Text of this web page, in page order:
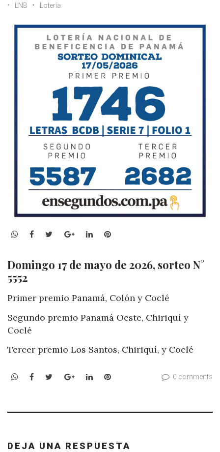
LNB
Lotería
WhatsApp
Facebook
TwitterGoogle+LinkedInPinterest
Domingo 17 de mayo de 2026, sorteo N°
5552
Primer premio Panamá, Colón y Coclé
Segundo premio Panamá Oeste, Chiriquí y
Coclé
Tercer premio Los Santos, Chiriquí, y Coclé
WhatsApp
Facebook
TwitterGoogle+LinkedInPinterest 0 comments
DEJA UNA RESPUESTA